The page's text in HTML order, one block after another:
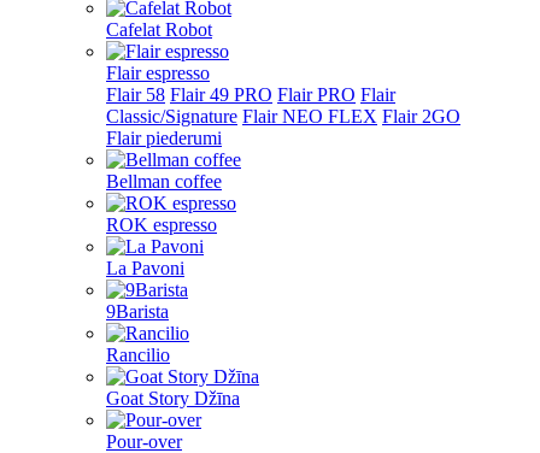
Cafelat Robot
Flair espresso
Flair 58 Flair 49 PRO Flair PRO Flair
Classic/Signature Flair NEO FLEX Flair 2GO
Flair piederumi
Bellman coffee
ROK espresso
La Pavoni
9Barista
Rancilio
Goat Story Džīna
Pour-over